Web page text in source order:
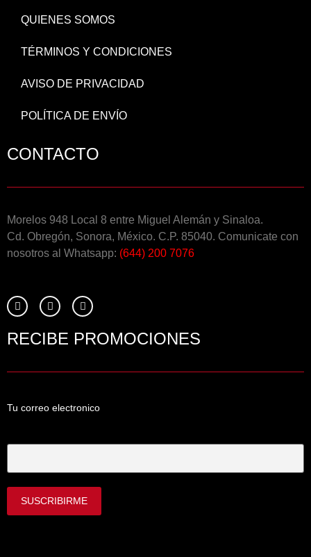
QUIENES SOMOS
TÉRMINOS Y CONDICIONES
AVISO DE PRIVACIDAD
POLÍTICA DE ENVÍO
CONTACTO
Morelos 948 Local 8 entre Miguel Alemán y Sinaloa.
Cd. Obregón, Sonora, México. C.P. 85040. Comunicate con
nosotros al Whatsapp: (644) 200 7076
RECIBE PROMOCIONES
Tu correo electronico